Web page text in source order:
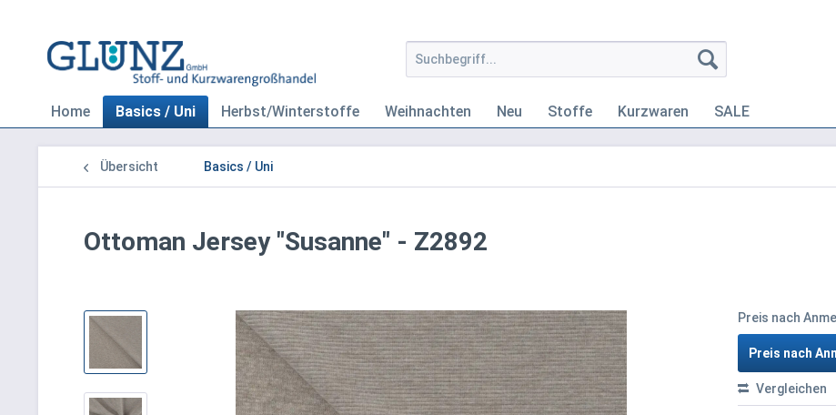
Home Basics / Uni Herbst/Winterstoffe Weihnachten Neu Stoffe Kurzwaren SALE
Übersicht Basics / Uni
Ottoman Jersey "Susanne" - Z2892
Preis nach
Preis nach
Vergleichen